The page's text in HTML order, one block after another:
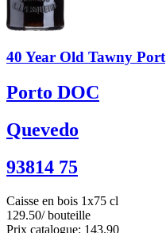
40 Year Old Tawny Port
Porto DOC
Quevedo
93814 75
Caisse en bois 1x75 cl
129.50/ bouteille
Prix catalogue: 143.90